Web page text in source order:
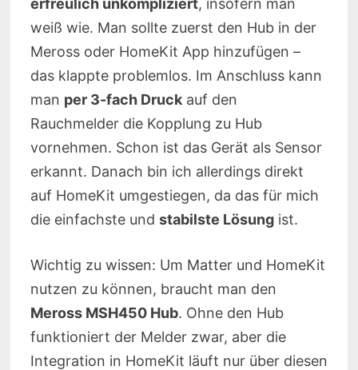
weiß wie. Man sollte zuerst den Hub in der
Meross oder HomeKit App hinzufügen –
das klappte problemlos. Im Anschluss kann
man per 3-fach Druckauf den
Rauchmelder die Kopplung zu Hub
vornehmen. Schon ist das Gerät als Sensor
erkannt. Danach bin ich allerdings direkt
auf HomeKit umgestiegen, da das für mich
die einfachste und stabilste Lösungist.
Wichtig zu wissen: Um Matter und HomeKit
nutzen zu können, braucht man den
Meross MSH450 Hub. Ohne den Hub
funktioniert der Melder zwar, aber die
Integration in HomeKit läuft nur über diesen